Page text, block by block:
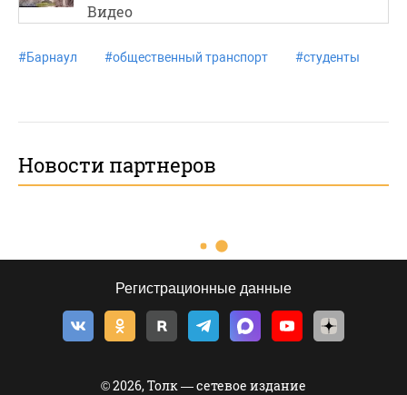
Видео
#Барнаул #общественный транспорт #студенты
Новости партнеров
Регистрационные данные
© 2026, Толк — сетевое издание